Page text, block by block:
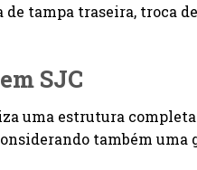
tampa traseira, troca
SJC
uma estrutura completa
também uma